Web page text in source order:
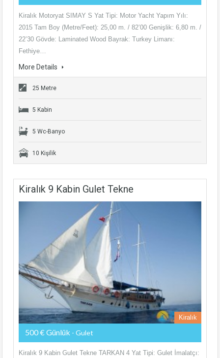
Kiralık Motoryat SIMAY S Yat Tipi: Motor Yacht Yapım Yılı:
2015 Tam Boy (Metre/Feet): 25,00 m. / 82’00 Genişlik: 6,80 m. /
22’30 Gövde: Laminated Wood Bayrak: Turkey Limanı:
Fethiye…
More Details
25 Metre
5 Kabin
5 Wc-Banyo
10 Kişilik
Kiralık 9 Kabin Gulet Tekne
Kiralık
500 € Günlük - Gulet
Kiralık 9 Kabin Gulet Tekne TARKAN 4 Yat Tipi: Gulet İmalatçı: